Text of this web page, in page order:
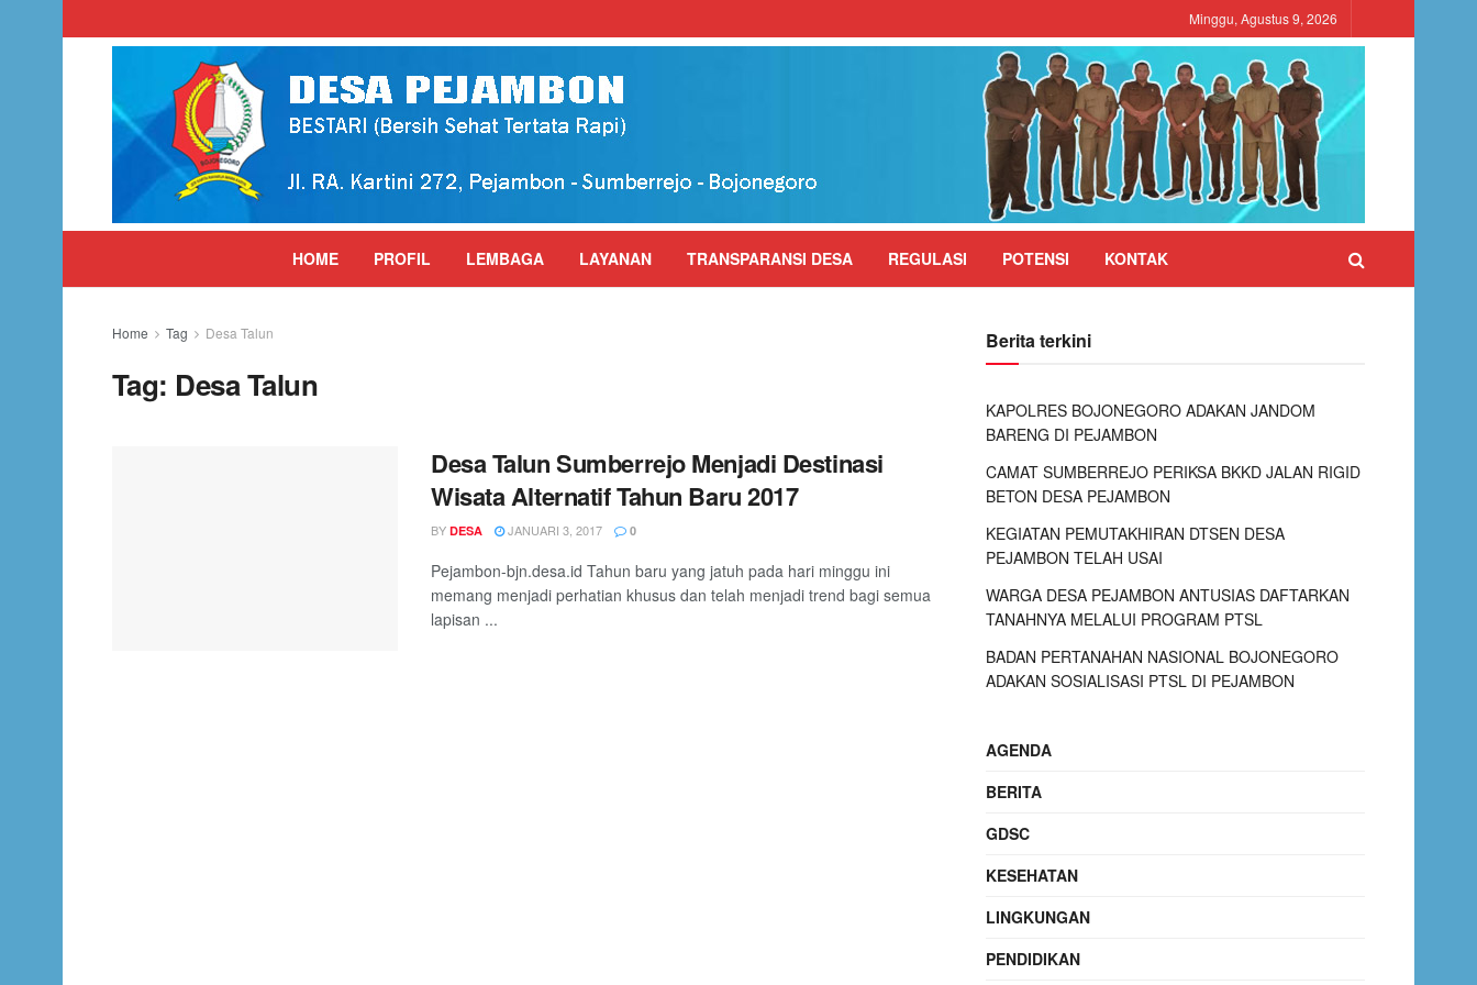
Minggu, Agustus 9, 2026
HOME PROFIL LEMBAGA LAYANAN TRANSPARANSI DESA REGULASI POTENSI KONTAK
Home Tag Desa Talun
Tag: Desa Talun
Desa Talun Sumberrejo Menjadi Destinasi
Wisata Alternatif Tahun Baru 2017
BY DESA JANUARI 3, 2017 0
Pejambon-bjn.desa.id Tahun baru yang jatuh pada hari minggu ini
memang menjadi perhatian khusus dan telah menjadi trend bagi semua
lapisan ...
Berita terkini
KAPOLRES BOJONEGORO ADAKAN JANDOM
BARENG DI PEJAMBON
CAMAT SUMBERREJO PERIKSA BKKD JALAN RIGID
BETON DESA PEJAMBON
KEGIATAN PEMUTAKHIRAN DTSEN DESA
PEJAMBON TELAH USAI
WARGA DESA PEJAMBON ANTUSIAS DAFTARKAN
TANAHNYA MELALUI PROGRAM PTSL
BADAN PERTANAHAN NASIONAL BOJONEGORO
ADAKAN SOSIALISASI PTSL DI PEJAMBON
AGENDA
BERITA
GDSC
KESEHATAN
LINGKUNGAN
PENDIDIKAN